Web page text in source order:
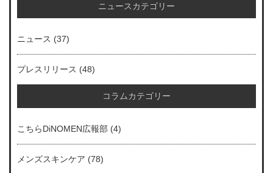
ニュースカテゴリー
ニュース (37)
プレスリリース (48)
コラムカテゴリー
こちらDiNOMEN広報部 (4)
メンズスキンケア (78)